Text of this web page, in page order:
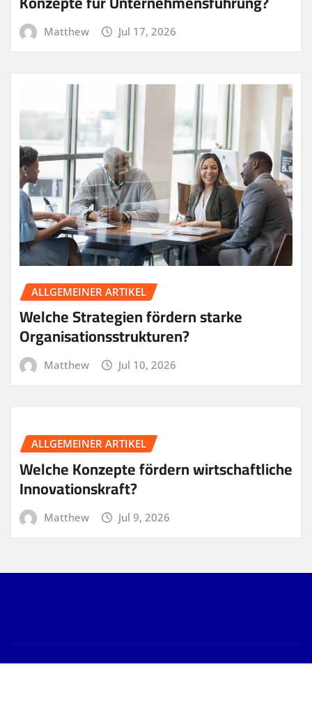
Matthew Jul 17, 2026
ALLGEMEINER ARTIKEL
Welche Strategien fördern starke
Organisationsstrukturen?
Matthew Jul 10, 2026
ALLGEMEINER ARTIKEL
Welche Konzepte fördern wirtschaftliche
Innovationskraft?
Matthew Jul 9, 2026